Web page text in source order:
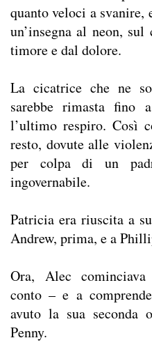
quanto veloci a svanire,
un’insegna al neon,
timore e dal dolore.
La cicatrice che ne
sarebbe rimasta fino
l’ultimo respiro. Così
resto, dovute alle
per colpa di un
ingovernabile.
Patricia era riuscita a
Andrew, prima, e a
Ora, Alec cominciava
conto – e a
avuto la sua seconda
Penny.